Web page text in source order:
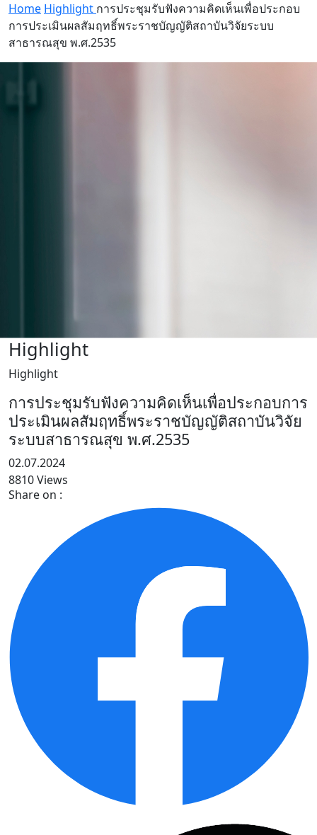
Home Highlight การประชุมรับฟังความคิดเห็นเพื่อประกอบ
การประเมินผลสัมฤทธิ์พระราชบัญญัติสถาบันวิจัยระบบ
สาธารณสุข พ.ศ.2535
Highlight
Highlight
การประชุมรับฟังความคิดเห็นเพื่อประกอบการ
ประเมินผลสัมฤทธิ์พระราชบัญญัติสถาบันวิจัย
ระบบสาธารณสุข พ.ศ.2535
02.07.2024
8810 Views
Share on :